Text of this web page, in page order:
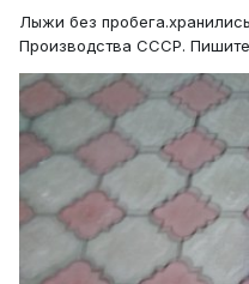
Лыжи без
Производства СССР. Пишите